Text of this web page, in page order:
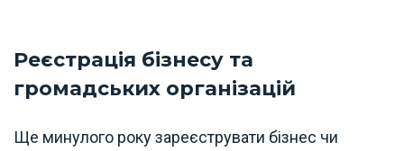
Реєстрація бізнесу та
громадських організацій
Ще минулого року зареєструвати бізнес чи